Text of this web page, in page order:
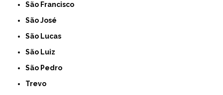
São Francisco
São José
São Lucas
São Luiz
São Pedro
Trevo